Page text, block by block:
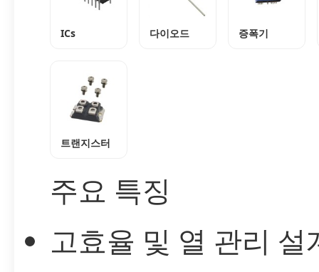
ICs 다이오드 증폭기
트랜지스터
주요 특징
고효율 및 열 관리 설